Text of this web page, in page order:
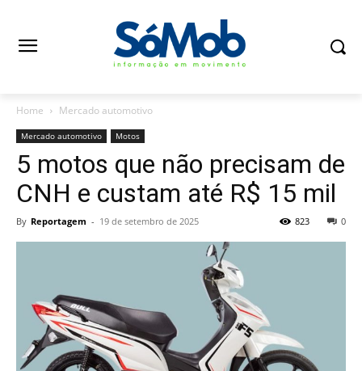
Home Mercado automotivo
Mercado automotivo Motos
5 motos que não precisam de
CNH e custam até R$ 15 mil
By Reportagem - 19 de setembro de 2025 0
823